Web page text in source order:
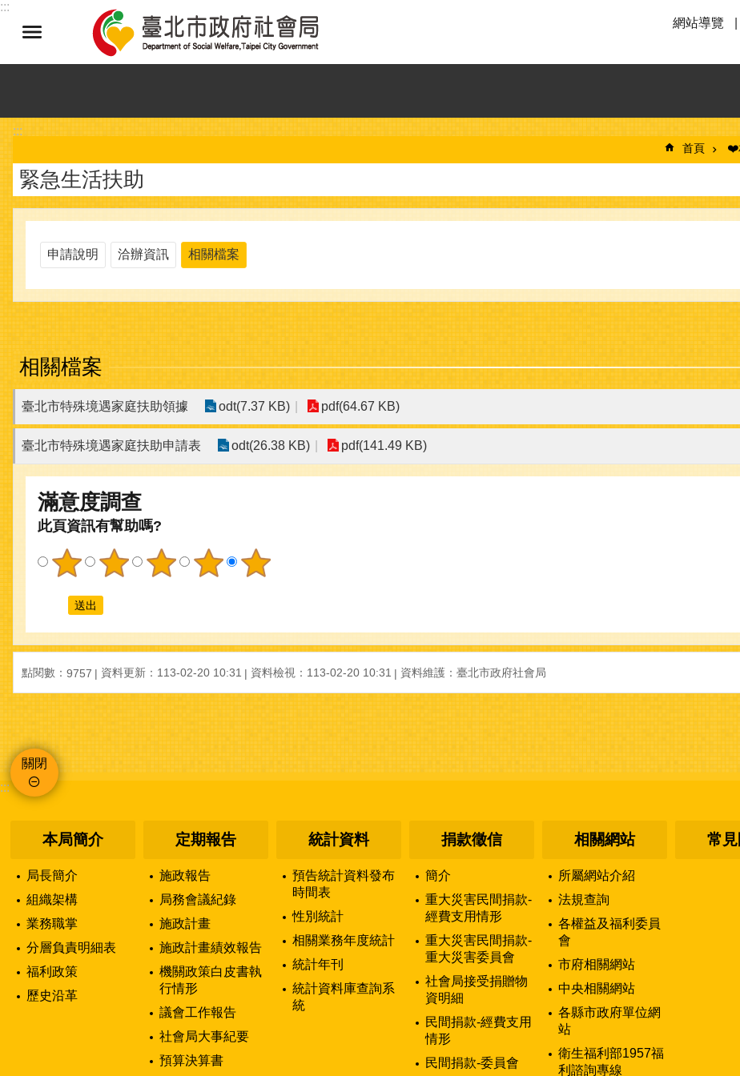
跳到主要內容區塊
:::
網站導覽
:::
首頁 ❤️
緊急生活扶助
申請說明 洽辦資訊 相關檔案
相關檔案
臺北市特殊境遇家庭扶助領據 odt(7.37 KB) pdf(64.67 KB)
臺北市特殊境遇家庭扶助申請表 odt(26.38 KB) pdf(141.49 KB)
滿意度調查
此頁資訊有幫助嗎?
點閱數： 9757 資料更新： 113-02-20 10:31 資料檢視： 113-02-20 10:31 資料維護： 臺北市政府社會局
關閉
:::
本局簡介
局長簡介
組織架構
業務職掌
分層負責明細表
福利政策
歷史沿革
定期報告
施政報告
局務會議紀錄
施政計畫
施政計畫績效報告
機關政策白皮書執
行情形
議會工作報告
社會局大事紀要
預算決算書
統計資料
預告統計資料發布
時間表
性別統計
相關業務年度統計
統計年刊
統計資料庫查詢系
統
捐款徵信
簡介
重大災害民間捐款-
經費支用情形
重大災害民間捐款-
重大災害委員會
社會局接受捐贈物
資明細
民間捐款-經費支用
情形
民間捐款-委員會
相關網站
所屬網站介紹
法規查詢
各權益及福利委員
會
市府相關網站
中央相關網站
各縣市政府單位網
站
衛生福利部1957福
利諮詢專線
常